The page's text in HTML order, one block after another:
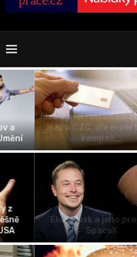
Alza vyřídí reklamaci zboží od
Mall a CZC, dle expertky je
kampaň...
Elon Musk a jeho projekt
SpaceX